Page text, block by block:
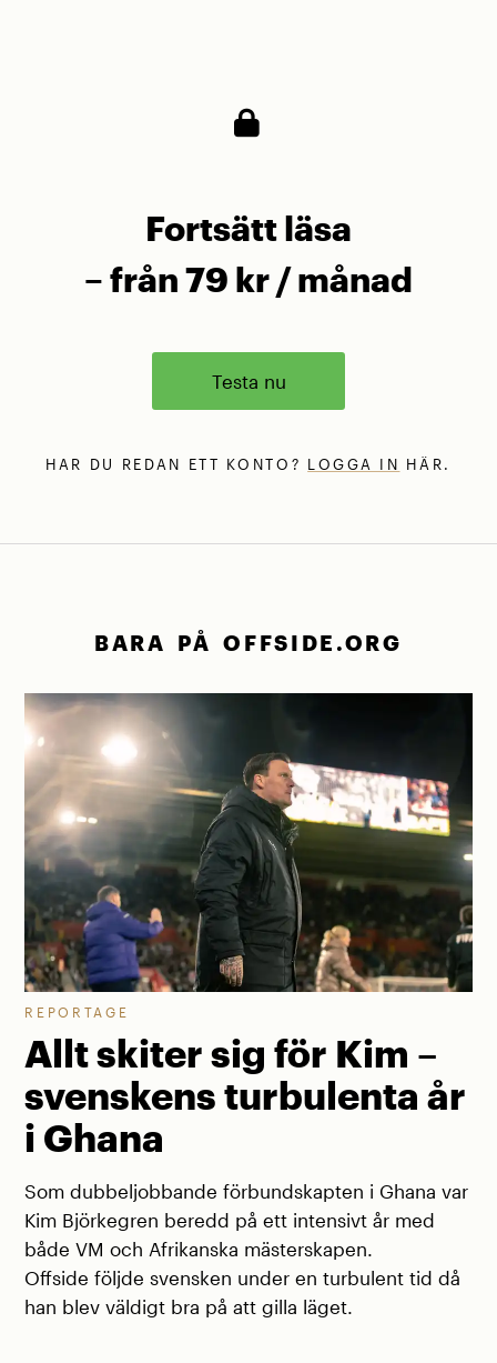
Fortsätt läsa
– från 79 kr / månad
Testa nu
HAR DU REDAN ETT KONTO? LOGGA IN HÄR.
BARA PÅ OFFSIDE.ORG
REPORTAGE
Allt skiter sig för Kim –
svenskens turbulenta år
i Ghana
Som dubbeljobbande förbundskapten i Ghana var
Kim Björkegren beredd på ett intensivt år med
både VM och Afrikanska mästerskapen.
Offside följde svensken under en turbulent tid då
han blev väldigt bra på att gilla läget.